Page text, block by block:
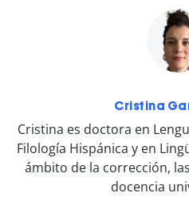
Cristina
Cristina es doctora en
Filología Hispánica y en
ámbito de la corrección,
docencia